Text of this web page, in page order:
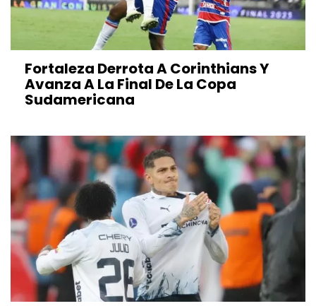
Fortaleza Derrota A Corinthians Y
Avanza A La Final De La Copa
Sudamericana